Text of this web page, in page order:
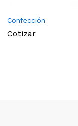
Confección
Cotizar